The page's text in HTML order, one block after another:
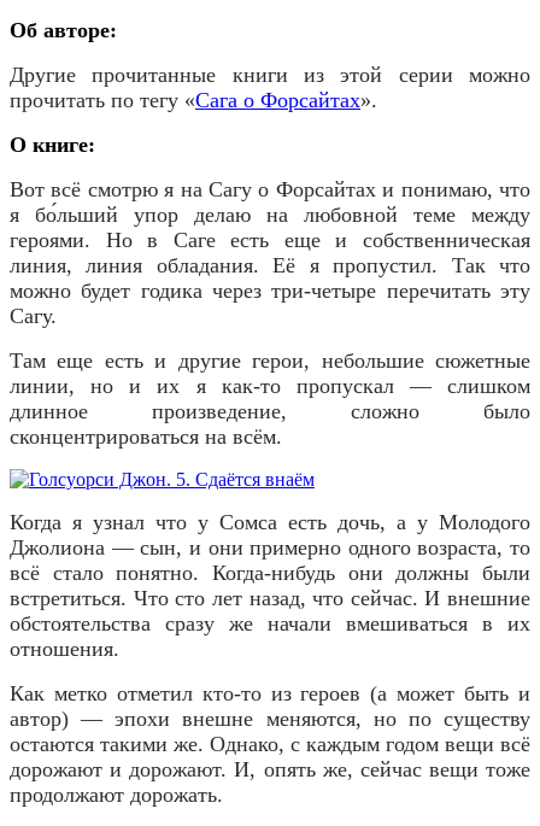
Об авторе:
Другие прочитанные книги из этой серии можно
прочитать по тегу «Сага о Форсайтах».
О книге:
Вот всё смотрю я на Сагу о Форсайтах и понимаю, что
я бо́льший упор делаю на любовной теме между
героями. Но в Саге есть еще и собственническая
линия, линия обладания. Её я пропустил. Так что
можно будет годика через три-четыре перечитать эту
Сагу.
Там еще есть и другие герои, небольшие сюжетные
линии, но и их я как-то пропускал — слишком
длинное произведение, сложно было
сконцентрироваться на всём.
Когда я узнал что у Сомса есть дочь, а у Молодого
Джолиона — сын, и они примерно одного возраста, то
всё стало понятно. Когда-нибудь они должны были
встретиться. Что сто лет назад, что сейчас. И внешние
обстоятельства сразу же начали вмешиваться в их
отношения.
Как метко отметил кто-то из героев (а может быть и
автор) — эпохи внешне меняются, но по существу
остаются такими же. Однако, с каждым годом вещи всё
дорожают и дорожают. И, опять же, сейчас вещи тоже
продолжают дорожать.